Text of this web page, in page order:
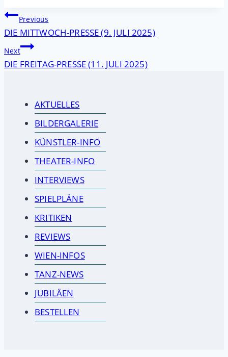
Beitragsnavigation
Previous
DIE MITTWOCH-PRESSE (9. JULI 2025)
Next
DIE FREITAG-PRESSE (11. JULI 2025)
AKTUELLES
BILDERGALERIE
KÜNSTLER-INFO
THEATER-INFO
INTERVIEWS
SPIELPLÄNE
KRITIKEN
REVIEWS
WIEN-INFOS
TANZ-NEWS
JUBILÄEN
BESTELLEN